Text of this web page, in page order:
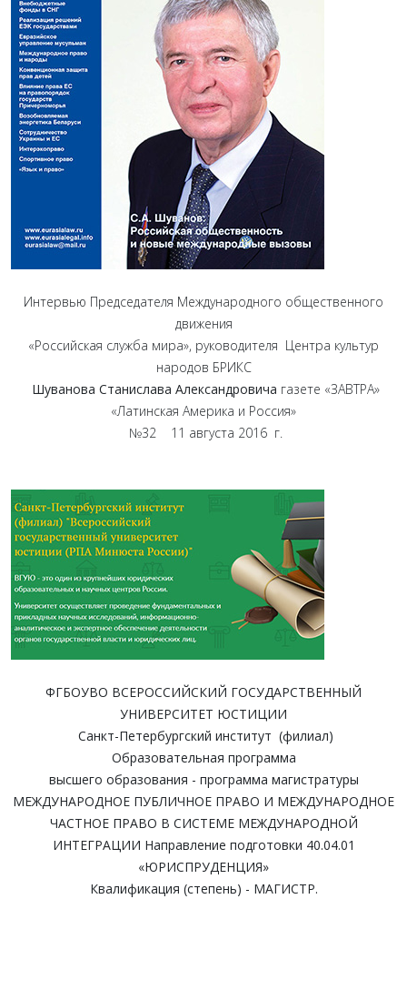
Интервью Председателя Международного общественного
движения
«Российская служба мира», руководителя Центра культур
народов БРИКС
Шуванова Станислава Александровича газете «ЗАВТРА»
«Латинская Америка и Россия»
№32 11 августа 2016 г.
ФГБОУВО ВСЕРОССИЙСКИЙ ГОСУДАРСТВЕННЫЙ
УНИВЕРСИТЕТ ЮСТИЦИИ
Санкт-Петербургский институт (филиал)
Образовательная программа
высшего образования - программа магистратуры
МЕЖДУНАРОДНОЕ ПУБЛИЧНОЕ ПРАВО И МЕЖДУНАРОДНОЕ
ЧАСТНОЕ ПРАВО В СИСТЕМЕ МЕЖДУНАРОДНОЙ
ИНТЕГРАЦИИ Направление подготовки 40.04.01
«ЮРИСПРУДЕНЦИЯ»
Квалификация (степень) - МАГИСТР.